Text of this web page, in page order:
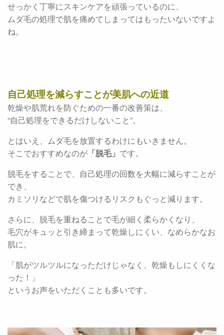
せっかく丁寧にスキンケアを頑張っているのに、
ムダ毛の処理で肌を痛めてしまってはもったいないですよ
ね。
自己処理を減らすことが美肌への近道
乾燥や肌荒れを防ぐための一番の改善策は、
“自己処理をできるだけしないこと”。
とはいえ、ムダ毛を放置するわけにもいきません。
そこでおすすめなのが 「脱毛」 です。
脱毛をすることで、自己処理の回数を大幅に減らすことが
でき、
カミソリなどで肌を傷つけるリスクもぐっと減ります。
さらに、脱毛を重ねることで毛が細く柔らかくなり、
毛穴がキュッと引き締まって乾燥しにくい、なめらかなお
肌に。
「肌がツルツルになっただけじゃなく、乾燥もしにくくな
った！」
というお声をいただくことも多いです。